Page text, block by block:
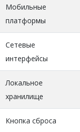
Мобильные
платформы
Сетевые
интерфейсы
Локальное
хранилище
Кнопка сброса